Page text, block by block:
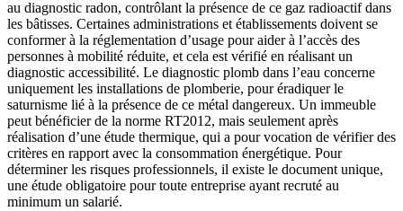
au diagnostic radon, contrôlant la présence de ce gaz radioactif dans
les bâtisses. Certaines administrations et établissements doivent se
conformer à la réglementation d’usage pour aider à l’accès des
personnes à mobilité réduite, et cela est vérifié en réalisant un
diagnostic accessibilité. Le diagnostic plomb dans l’eau concerne
uniquement les installations de plomberie, pour éradiquer le
saturnisme lié à la présence de ce métal dangereux. Un immeuble
peut bénéficier de la norme RT2012, mais seulement après
réalisation d’une étude thermique, qui a pour vocation de vérifier des
critères en rapport avec la consommation énergétique. Pour
déterminer les risques professionnels, il existe le document unique,
une étude obligatoire pour toute entreprise ayant recruté au
minimum un salarié.